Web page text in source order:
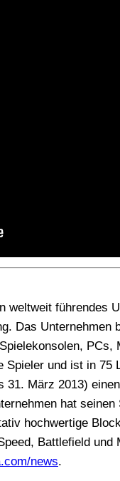
weltweit führendes
Das Unternehmen
PCs,
Spieler und ist in 75
31. März 2013)
hat
hochwertige
Battlefield
news.